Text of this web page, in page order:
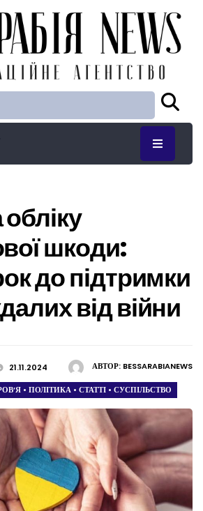
шкоди:
до підтримки
від війни
АВТОР: BESSARABIANEWS
21.11.2024
• ПОЛІТИКА • СТАТТІ • СУСПІЛЬСТВО